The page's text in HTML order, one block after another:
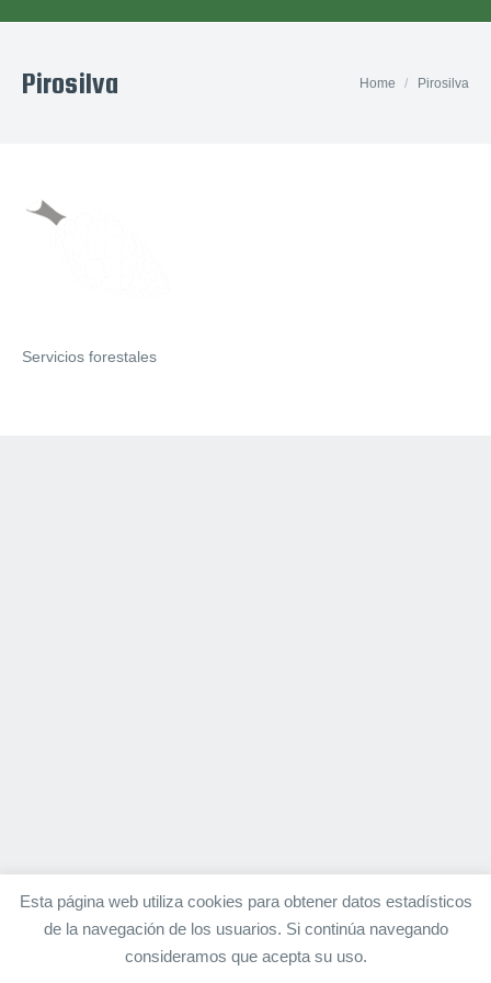
Pirosilva Home Pirosilva
Servicios forestales
Esta página web utiliza cookies para obtener datos estadísticos
de la navegación de los usuarios. Si continúa navegando
consideramos que acepta su uso.